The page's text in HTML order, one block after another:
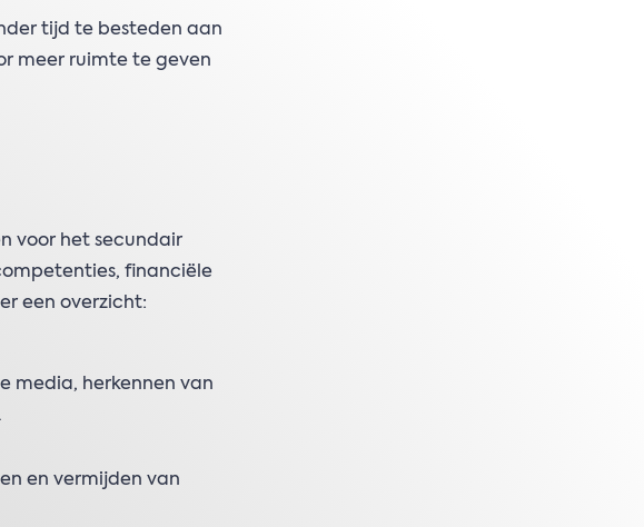
tijd te besteden aan
meer ruimte te geven
voor het secundair
financiële
een overzicht:
media, herkennen van
en vermijden van